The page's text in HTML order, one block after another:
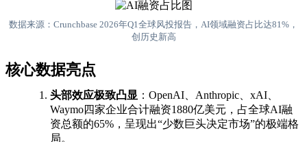
数据来源：Crunchbase 2026年Q1全球风投报告，AI领域融资占比达81%，
创历史新高
核心数据亮点
头部效应极致凸显 ：OpenAI、Anthropic、xAI、
Waymo四家企业合计融资1880亿美元，占全球AI融
资总额的65%，呈现出“少数巨头决定市场”的极端格
局。